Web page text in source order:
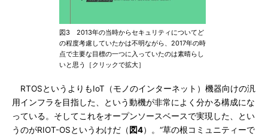
図3 2013年の当時からセキュリティについてど
の程度考慮していたかは不明ながら、2017年の時
点で主要な目標の一つに入っていたのは素晴らし
いと思う［クリックで拡大］
RTOSというよりもIoT（モノのインターネット）機器向けの汎
用インフラを目指した、という動機が非常によく分かる構成にな
っている。そしてこれをオープンソースベースで実現した、とい
うのがRIOT-OSというわけだ（図4）。“草の根コミュニティーで